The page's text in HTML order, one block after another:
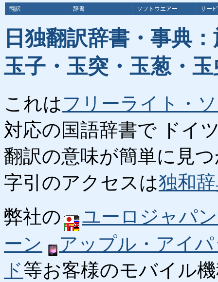
翻訳 辞書 ソフトウエアー サー
日独翻訳辞書・事典
玉子・玉突・玉葱・
これはフリーライト・
対応の国語辞書で ドイ
翻訳の意味が簡単に見
字引のアクセスは独和
弊社の
ユーロジャパ
ーン
アップル・アイ
ド等お客様のモバイル